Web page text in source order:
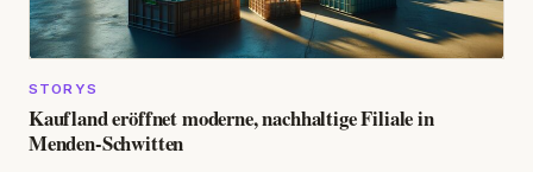
STORYS
Kaufland eröffnet moderne, nachhaltige Filiale in
Menden-Schwitten